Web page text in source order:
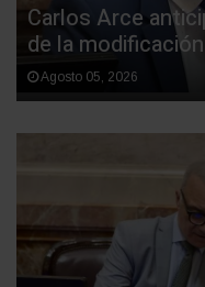
Carlos Arce
de la
Agosto 05, 2026